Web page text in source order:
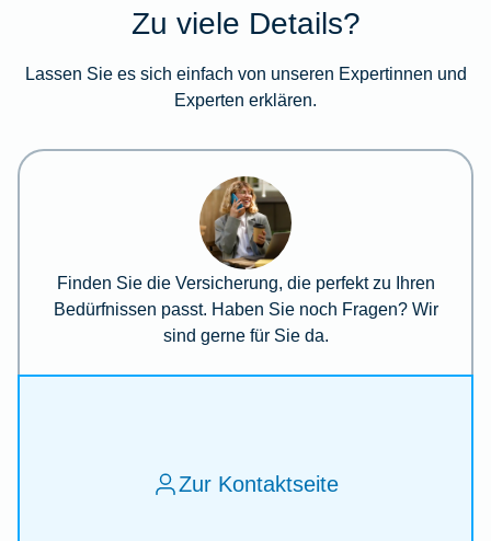
Zu viele Details?
Lassen Sie es sich einfach von unseren Expertinnen und
Experten erklären.
Finden Sie die Versicherung, die perfekt zu Ihren
Bedürfnissen passt. Haben Sie noch Fragen? Wir
sind gerne für Sie da.
Zur Kontaktseite